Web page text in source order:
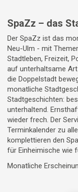
SpaZz – das
Der SpaZz ist das
Neu-Ulm - mit
Stadtleben, Freizeit,
auf unterhaltsame
die Doppelstadt
monatliche
Stadtgeschichten:
unterhaltend.
wieder frech. Der
Terminkalender zu
komplettieren den
für Einheimische wie
Monatliche